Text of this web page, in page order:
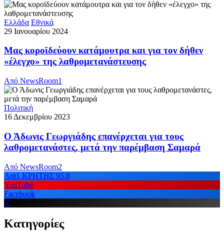
Ελλάδα Εθνικά
29 Ιανουαρίου 2024
Μας κοροϊδεύουν κατάμουτρα και για τον δήθεν
«έλεγχο» της λαθρομετανάστευσης
Από NewsRoom1
Πολιτική
16 Δεκεμβρίου 2023
Ο Άδωνις Γεωργιάδης επανέρχεται για τους
λαθρομετανάστες, μετά την παρέμβαση Σαμαρά
Από NewsRoom2
Ant1 ΚΡΗΤΗΣ 95.8
YouTube
Facebook
X
Κατηγορίες